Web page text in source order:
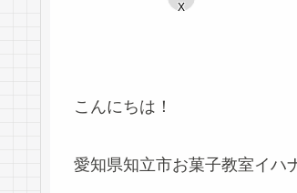
X
こんにちは！
愛知県知立市お菓子教室イハ